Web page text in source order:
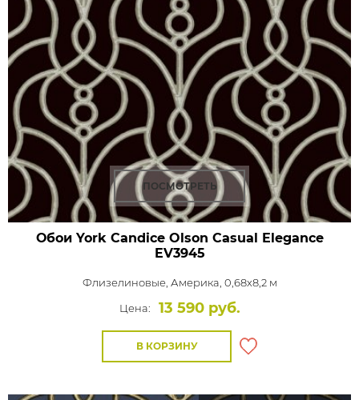
ПОСМОТРЕТЬ
Обои York Candice Olson Casual Elegance
EV3945
Флизелиновые, Америка, 0,68x8,2 м
Цена:
13 590 руб.
В КОРЗИНУ